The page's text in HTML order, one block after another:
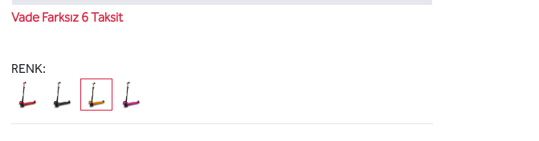
Vade Farksız 6 Taksit
RENK: